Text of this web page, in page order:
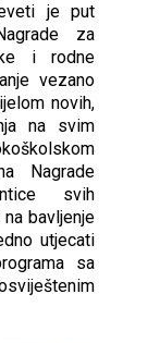
je put
za
i rodne
vezano
novih,
na svim
Nagrade
svih
bavljenje
utjecati
sa